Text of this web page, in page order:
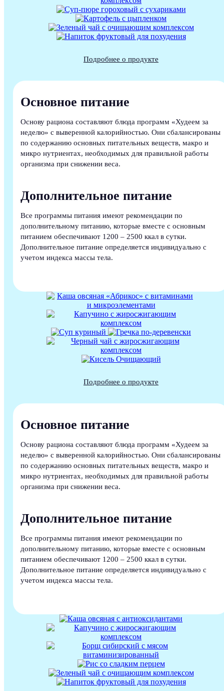
Подробнее о продукте
Основное питание
Основу рациона составляют блюда программ «Худеем за
неделю» с выверенной калорийностью. Они сбалансированы
по содержанию основных питательных веществ, макро и
микро нутриентах, необходимых для правильной работы
организма при снижении веса.
Дополнительное питание
Все программы питания имеют рекомендации по
дополнительному питанию, которые вместе с основным
питанием обеспечивают 1200 – 2500 ккал в сутки.
Дополнительное питание определяется индивидуально с
учетом индекса массы тела.
Подробнее о продукте
Основное питание
Основу рациона составляют блюда программ «Худеем за
неделю» с выверенной калорийностью. Они сбалансированы
по содержанию основных питательных веществ, макро и
микро нутриентах, необходимых для правильной работы
организма при снижении веса.
Дополнительное питание
Все программы питания имеют рекомендации по
дополнительному питанию, которые вместе с основным
питанием обеспечивают 1200 – 2500 ккал в сутки.
Дополнительное питание определяется индивидуально с
учетом индекса массы тела.